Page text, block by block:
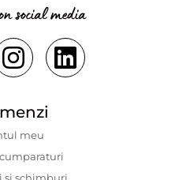
social media
meu